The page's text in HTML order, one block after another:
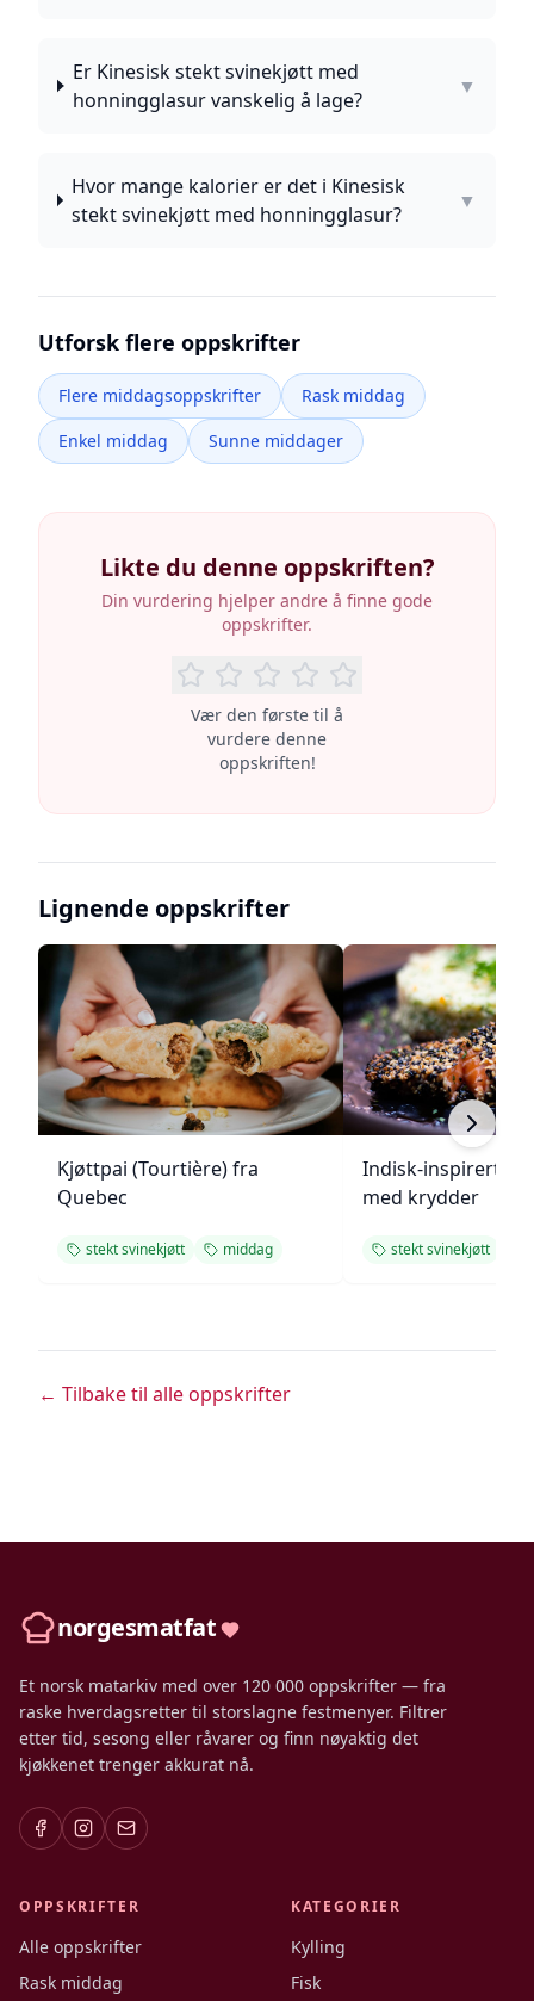
Er Kinesisk stekt svinekjøtt med
honningglasur vanskelig å lage?
▼
Hvor mange kalorier er det i Kinesisk
stekt svinekjøtt med honningglasur?
▼
Utforsk flere oppskrifter
Flere middagsoppskrifter
Rask middag
Enkel middag
Sunne middager
Likte du denne oppskriften?
Din vurdering hjelper andre å finne gode
oppskrifter.
Vær den første til å
vurdere denne
oppskriften!
Lignende oppskrifter
Kjøttpai (Tourtière) fra
Quebec
stekt svinekjøtt middag
Indisk-inspirert
med krydder
stekt svinekjøtt
← Tilbake til alle oppskrifter
norgesmatfat
Et norsk matarkiv med over 120 000 oppskrifter — fra
raske hverdagsretter til storslagne festmenyer. Filtrer
etter tid, sesong eller råvarer og finn nøyaktig det
kjøkkenet trenger akkurat nå.
OPPSKRIFTER
Alle oppskrifter
Rask middag
KATEGORIER
Kylling
Fisk